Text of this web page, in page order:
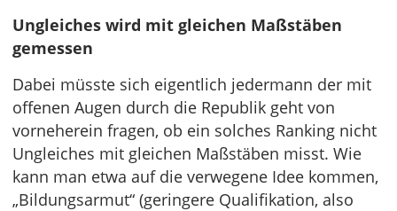
Ungleiches wird mit gleichen Maßstäben
gemessen
Dabei müsste sich eigentlich jedermann der mit
offenen Augen durch die Republik geht von
vorneherein fragen, ob ein solches Ranking nicht
Ungleiches mit gleichen Maßstäben misst. Wie
kann man etwa auf die verwegene Idee kommen,
„Bildungsarmut“ (geringere Qualifikation, also